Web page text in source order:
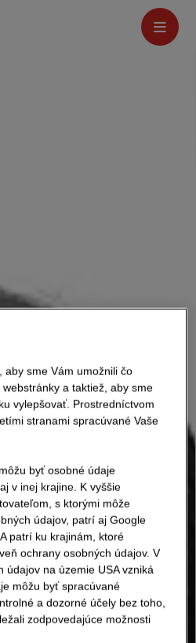
aby sme Vám umožnili čo
a taktiež, aby sme
vylepšovať. Prostredníctvom
stranami spracúvané Vaše
byť osobné údaje
v inej krajine. K vyššie
s ktorými môže
údajov, patrí aj Google
patrí ku krajinám, ktoré
ochrany osobných údajov. V
údajov na územie USA vzniká
môžu byť spracúvané
a dozorné účely bez toho,
zodpovedajúce možnosti